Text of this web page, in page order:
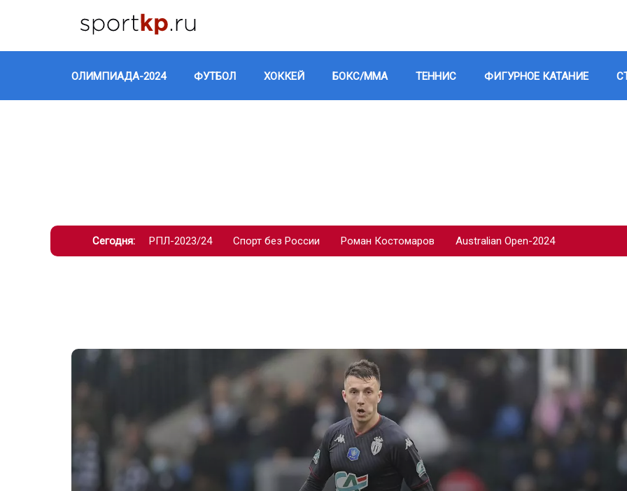
ОЛИМПИАДА-2024 ФУТБОЛ ХОККЕЙ БОКС/ММА ТЕННИС ФИГУРНОЕ КАТАНИЕ
Сегодня: РПЛ-2023/24 Спорт без России Роман Костомаров Australian Open-2024